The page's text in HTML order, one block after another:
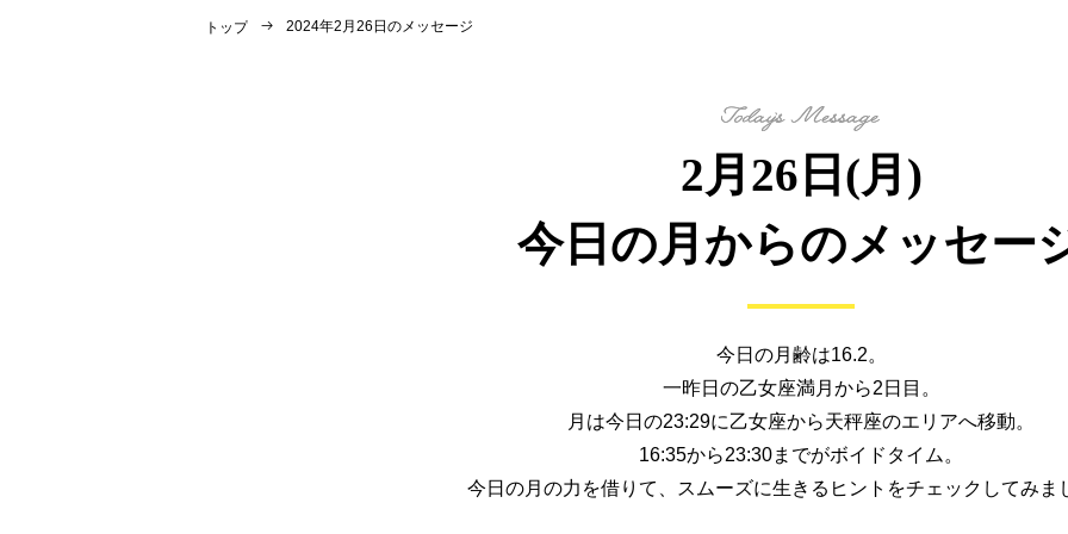
トップ 2024年2月26日のメッセージ
2月26日(月)
今日の月からのメッセー
今日の月齢は16.2。
一昨日の乙女座満月から2日目。
月は今日の23:29に乙女座から天秤座のエリアへ移動。
16:35から23:30までがボイドタイム。
今日の月の力を借りて、
スムーズに生きるヒントをチェックしてみま